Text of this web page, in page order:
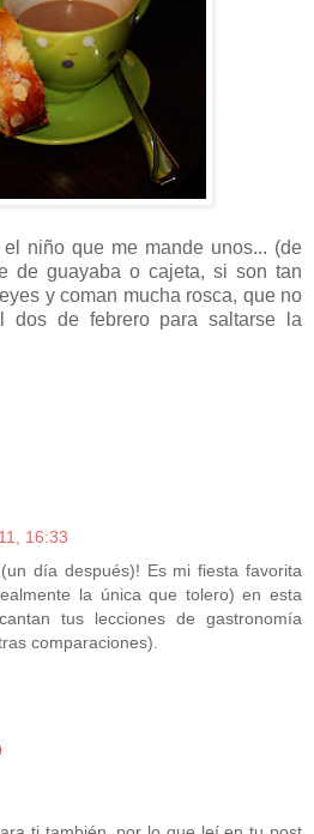
niño que me mande unos... (de
de guayaba o cajeta, si son tan
y coman mucha rosca, que no
dos de febrero para saltarse la
16:33
día después)! Es mi fiesta favorita
la única que tolero) en esta
tus lecciones de gastronomía
comparaciones).